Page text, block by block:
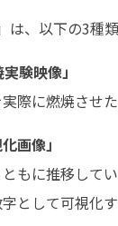
は、以下の3種
実験映像」
際に燃焼させ
画像」
もに推移して
として可視化